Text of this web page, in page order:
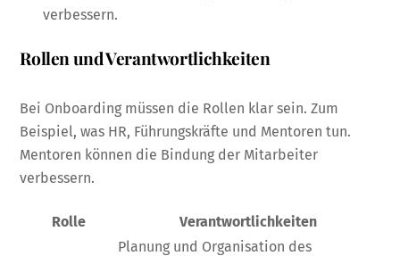
verbessern.
Rollen und Verantwortlichkeiten
Bei Onboarding müssen die Rollen klar sein. Zum
Beispiel, was HR, Führungskräfte und Mentoren tun.
Mentoren können die Bindung der Mitarbeiter
verbessern.
Rolle Verantwortlichkeiten
Planung und Organisation des